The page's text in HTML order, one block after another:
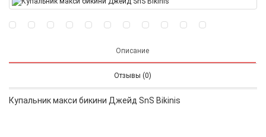
Описание
Отзывы (0)
Купальник макси бикини Джейд SnS Bikinis